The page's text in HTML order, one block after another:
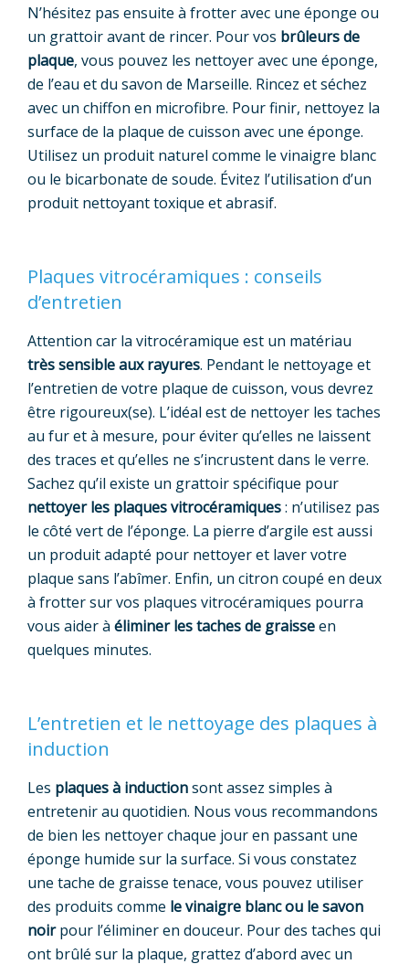
N’hésitez pas ensuite à frotter avec une éponge ou
un grattoir avant de rincer. Pour vos brûleurs de
plaque, vous pouvez les nettoyer avec une éponge,
de l’eau et du savon de Marseille. Rincez et séchez
avec un chiffon en microfibre. Pour finir, nettoyez la
surface de la plaque de cuisson avec une éponge.
Utilisez un produit naturel comme le vinaigre blanc
ou le bicarbonate de soude. Évitez l’utilisation d’un
produit nettoyant toxique et abrasif.
Plaques vitrocéramiques : conseils
d’entretien
Attention car la vitrocéramique est un matériau
très sensible aux rayures. Pendant le nettoyage et
l’entretien de votre plaque de cuisson, vous devrez
être rigoureux(se). L’idéal est de nettoyer les taches
au fur et à mesure, pour éviter qu’elles ne laissent
des traces et qu’elles ne s’incrustent dans le verre.
Sachez qu’il existe un grattoir spécifique pour
nettoyer les plaques vitrocéramiques: n’utilisez pas
le côté vert de l’éponge. La pierre d’argile est aussi
un produit adapté pour nettoyer et laver votre
plaque sans l’abîmer. Enfin, un citron coupé en deux
à frotter sur vos plaques vitrocéramiques pourra
vous aider à éliminer les taches de graisseen
quelques minutes.
L’entretien et le nettoyage des plaques à
induction
Les plaques à inductionsont assez simples à
entretenir au quotidien. Nous vous recommandons
de bien les nettoyer chaque jour en passant une
éponge humide sur la surface. Si vous constatez
une tache de graisse tenace, vous pouvez utiliser
des produits comme le vinaigre blanc ou le savon
noirpour l’éliminer en douceur. Pour des taches qui
ont brûlé sur la plaque, grattez d’abord avec un